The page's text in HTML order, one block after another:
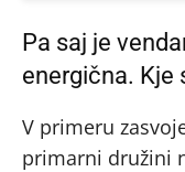
Pa saj je
energična. Kje
V primeru
primarni družini